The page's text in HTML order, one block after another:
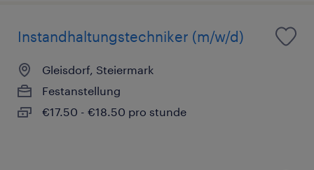
Instandhaltungstechniker (m/w/d)
Gleisdorf, Steiermark
Festanstellung
€17.50 - €18.50 pro stunde